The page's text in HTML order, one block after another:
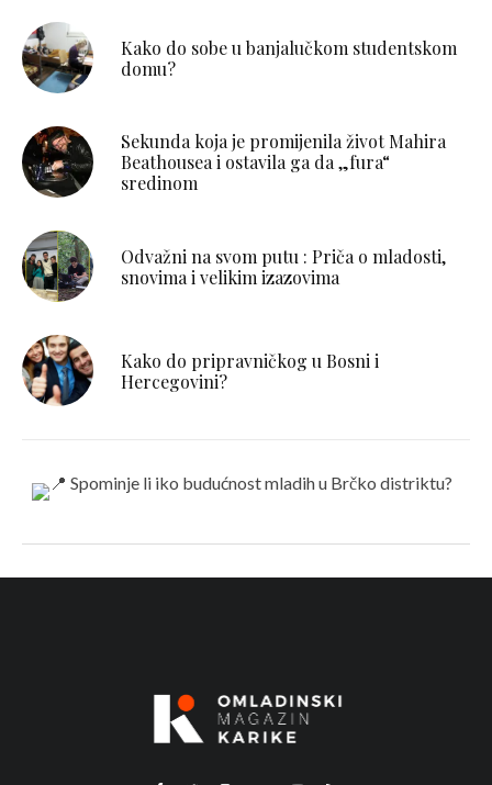
Kako do sobe u banjalučkom studentskom
domu?
Sekunda koja je promijenila život Mahira
Beathousea i ostavila ga da „fura“
sredinom
Odvažni na svom putu : Priča o mladosti,
snovima i velikim izazovima
Kako do pripravničkog u Bosni i
Hercegovini?